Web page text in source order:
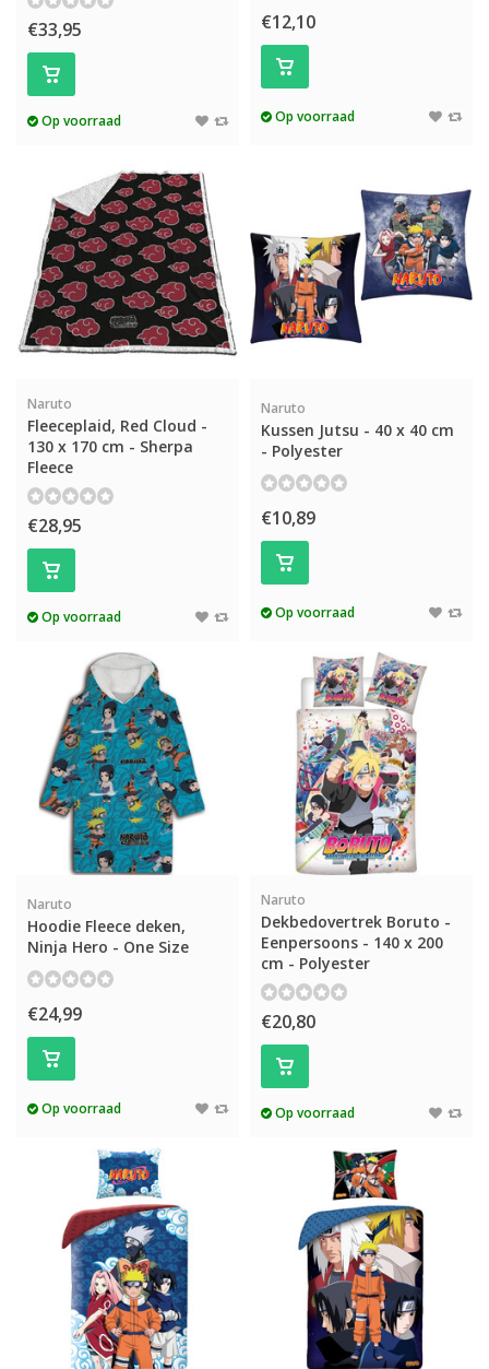
€33,95
Op voorraad
€12,10
Op voorraad
Naruto
Fleeceplaid, Red Cloud -
130 x 170 cm - Sherpa
Fleece
€28,95
Op voorraad
Naruto
Kussen Jutsu - 40 x 40 cm
- Polyester
€10,89
Op voorraad
Naruto
Hoodie Fleece deken,
Ninja Hero - One Size
€24,99
Op voorraad
Naruto
Dekbedovertrek Boruto -
Eenpersoons - 140 x 200
cm - Polyester
€20,80
Op voorraad